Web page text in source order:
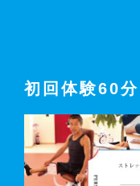
初回体験60分